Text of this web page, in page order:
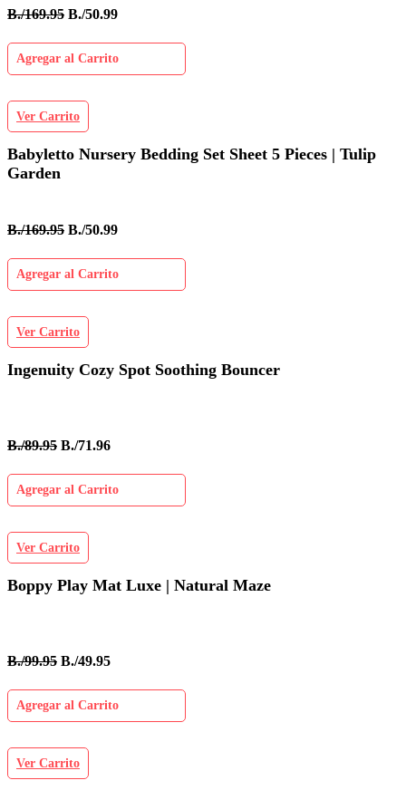
B./169.95 B./50.99
Agregar al Carrito
Ver Carrito
Babyletto Nursery Bedding Set Sheet 5 Pieces | Tulip
Garden
B./169.95 B./50.99
Agregar al Carrito
Ver Carrito
Ingenuity Cozy Spot Soothing Bouncer
B./89.95 B./71.96
Agregar al Carrito
Ver Carrito
Boppy Play Mat Luxe | Natural Maze
B./99.95 B./49.95
Agregar al Carrito
Ver Carrito